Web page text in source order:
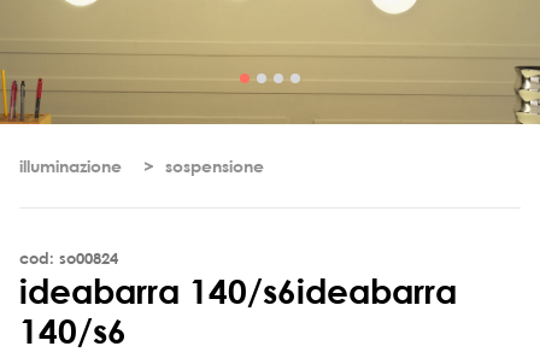
illuminazione sospensione
cod: so00824
ideabarra 140/s6ideabarra
140/s6